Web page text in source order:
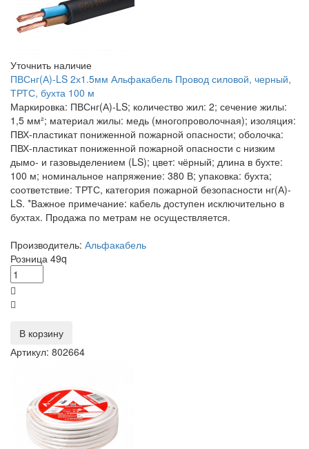
Уточнить наличие
ПВСнг(А)-LS 2х1.5мм Альфакабель Провод силовой, черный,
ТРТС, бухта 100 м
Маркировка: ПВСнг(А)-LS; количество жил: 2; сечение жилы:
1,5 мм²; материал жилы: медь (многопроволочная); изоляция:
ПВХ‑пластикат пониженной пожарной опасности; оболочка:
ПВХ‑пластикат пониженной пожарной опасности с низким
дымо‑ и газовыделением (LS); цвет: чёрный; длина в бухте:
100 м; номинальное напряжение: 380 В; упаковка: бухта;
соответствие: ТРТС, категория пожарной безопасности нг(А)-
LS. *Важное примечание: кабель доступен исключительно в
бухтах. Продажа по метрам не осуществляется.
Производитель: Альфакабель
Розница 49q
В корзину
Артикул: 802664